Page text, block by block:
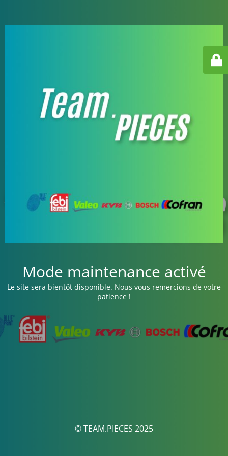
Mode maintenance activé
Le site sera bientôt disponible. Nous vous remercions de votre
patience !
© TEAM.PIECES 2025